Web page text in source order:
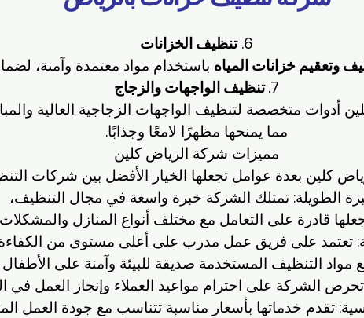
6. تنظيف الخزانات
وتعقيم خزانات المياه باستخدام مواد معتمدة وآمنة،
7. تنظيف الواجهات والزجاج
أدوات متخصصة لتنظيف الواجهات الزجاجية العالية
مما يمنحها مظهرًا لامعًا وجذابًا.
مميزات شركة الرياض كلين
كلين بعدة عوامل تجعلها الخيار الأفضل بين شركات
الطويلة: تمتلك الشركة خبرة واسعة في مجال التنظيف،
قادرة على التعامل مع مختلف أنواع المنازل
تعتمد على فريق عمل مدرب على أعلى مستوى من الكفاءة
مواد التنظيف المستخدمة صديقة للبيئة وآمنة على الأطفال
تحرص الشركة على احترام مواعيد العملاء وإنجاز العمل في
تقدم خدماتها بأسعار مناسبة تتناسب مع جودة العمل